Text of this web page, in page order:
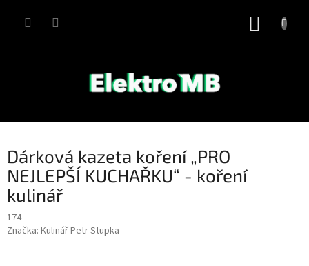
Dárková kazeta koření „PRO
NEJLEPŠÍ KUCHAŘKU“ - koření
kulinář
174-
Značka: Kulinář Petr Stupka